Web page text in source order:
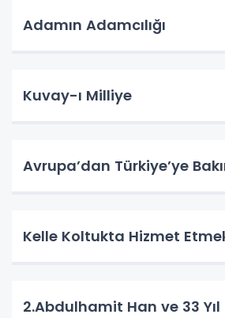
Adamın Adamcılığı
Kuvay-ı Milliye
Avrupa’dan Türkiye’ye
Kelle Koltukta Hizmet
2.Abdulhamit Han ve 33 Yıl